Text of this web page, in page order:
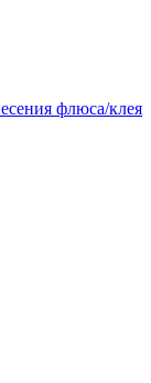
флюса/клея